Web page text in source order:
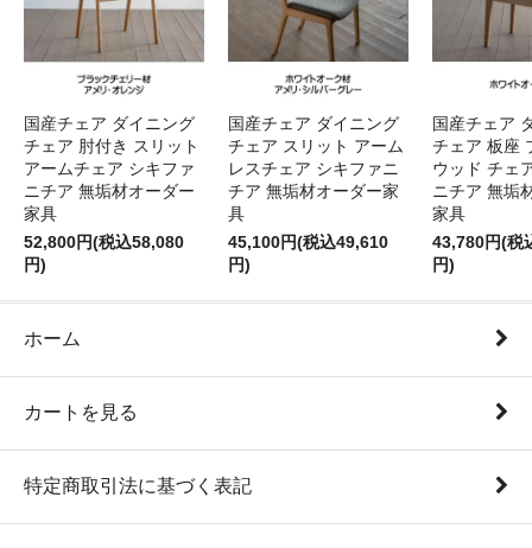
国産チェア ダイニング
チェア 肘付き スリット
アームチェア シキファ
ニチア 無垢材オーダー
家具
52,800円(税込58,080
円)
国産チェア ダイニング
チェア スリット アーム
レスチェア シキファニ
チア 無垢材オーダー家
具
45,100円(税込49,610
円)
国産チェア
チェア 板座
ウッド チェ
ニチア 無垢
家具
43,780円(税
円)
ホーム
カートを見る
特定商取引法に基づく表記